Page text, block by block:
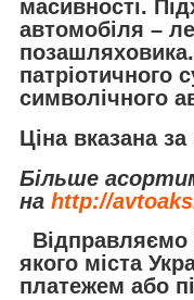
масивності.
автомобіля –
патріотичного
символічного
Ціна вказана за
Більше
на http://
Відправляємо
якого міста
платежем або